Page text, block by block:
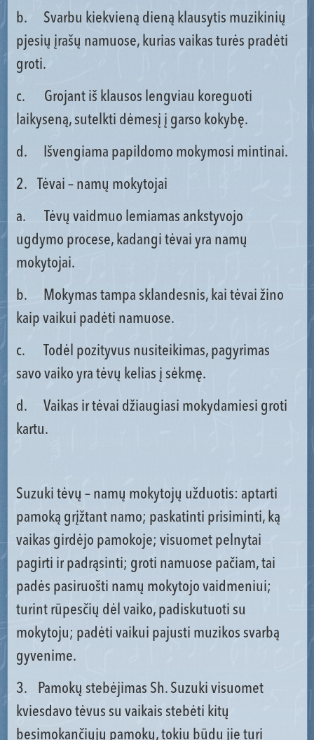
b. Svarbu kiekvieną dieną klausytis muzikinių
pjesių įrašų namuose, kurias vaikas turės pradėti
groti.
c. Grojant iš klausos lengviau koreguoti
laikyseną, sutelkti dėmesį į garso kokybę.
d. Išvengiama papildomo mokymosi mintinai.
2. Tėvai – namų mokytojai
a. Tėvų vaidmuo lemiamas ankstyvojo
ugdymo procese, kadangi tėvai yra namų
mokytojai.
b. Mokymas tampa sklandesnis, kai tėvai žino
kaip vaikui padėti namuose.
c. Todėl pozityvus nusiteikimas, pagyrimas
savo vaiko yra tėvų kelias į sėkmę.
d. Vaikas ir tėvai džiaugiasi mokydamiesi groti
kartu.
Suzuki tėvų – namų mokytojų užduotis: aptarti
pamoką grįžtant namo; paskatinti prisiminti, ką
vaikas girdėjo pamokoje; visuomet pelnytai
pagirti ir padrąsinti; groti namuose pačiam, tai
padės pasiruošti namų mokytojo vaidmeniui;
turint rūpesčių dėl vaiko, padiskutuoti su
mokytoju; padėti vaikui pajusti muzikos svarbą
gyvenime.
3. Pamokų stebėjimas Sh. Suzuki visuomet
kviesdavo tėvus su vaikais stebėti kitų
besimokančiųjų pamokų, tokiu būdu jie turi